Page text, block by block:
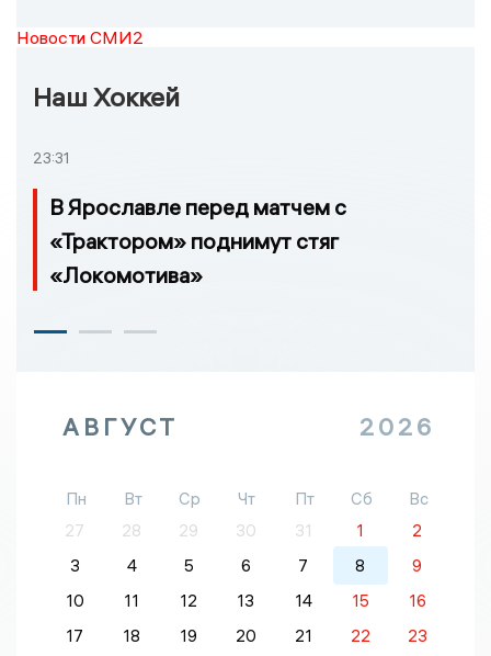
Новости СМИ2
Наш Хоккей
23:31
В Ярославле перед матчем с
«Трактором» поднимут стяг
«Локомотива»
АВГУСТ 2026
Пн Вт Ср Чт Пт Сб
Вс
27
28 29 30 31 1
2
3
4 5 6 7 8
9
10
11 12 13 14 15
16
17
18 19 20 21 22
23